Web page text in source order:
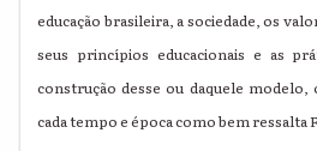
educação brasileira, a sociedade, os
seus princípios educacionais e as
construção desse ou daquele modelo,
cada tempo e época como bem